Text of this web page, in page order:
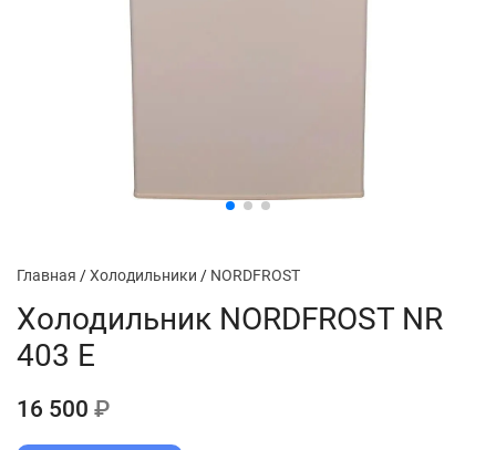
Главная /Холодильники / NORDFROST
Холодильник NORDFROST NR
403 E
16 500 ₽